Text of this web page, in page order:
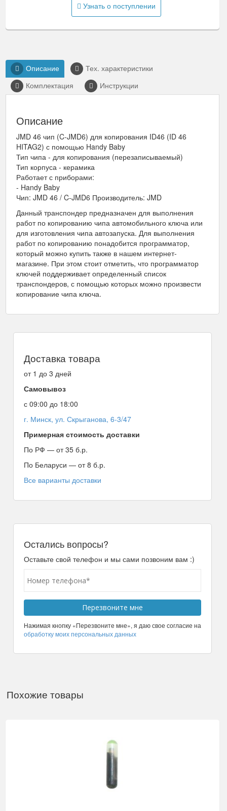
Узнать о поступлении
Описание
Тех. характеристики
Комплектация
Инструкции
Описание
JMD 46 чип (C-JMD6) для копирования ID46 (ID 46
HITAG2) с помощью Handy Baby
Тип чипа - для копирования (перезаписываемый)
Тип корпуса - керамика
Работает с приборами:
- Handy Baby
Чип: JMD 46 / C-JMD6 Производитель: JMD
Данный транспондер предназначен для выполнения
работ по копированию чипа автомобильного ключа или
для изготовления чипа автозапуска. Для выполнения
работ по копированию понадобится программатор,
который можно купить также в нашем интернет-
магазине. При этом стоит отметить, что программатор
ключей поддерживает определенный список
транспондеров, с помощью которых можно произвести
копирование чипа ключа.
Доставка товара
от 1 до 3 дней
Самовывоз
с 09:00 до 18:00
г. Минск, ул. Скрыганова, 6-3/47
Примерная стоимость доставки
По РФ — от 35 б.р.
По Беларуси — от 8 б.р.
Все варианты доставки
Остались вопросы?
Оставьте свой телефон и мы сами позвоним вам :)
Нажимая кнопку «Перезвоните мне», я даю свое согласие на
обработку моих персональных данных
Похожие товары